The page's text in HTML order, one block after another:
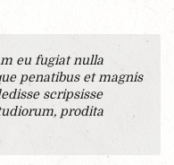
eu fugiat nulla
penatibus et magnis
scripsisse
prodita